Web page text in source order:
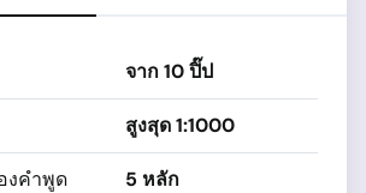
จาก 10 ปิ๊ป
สูงสุด 1:1000
งคำพูด 5 หลัก